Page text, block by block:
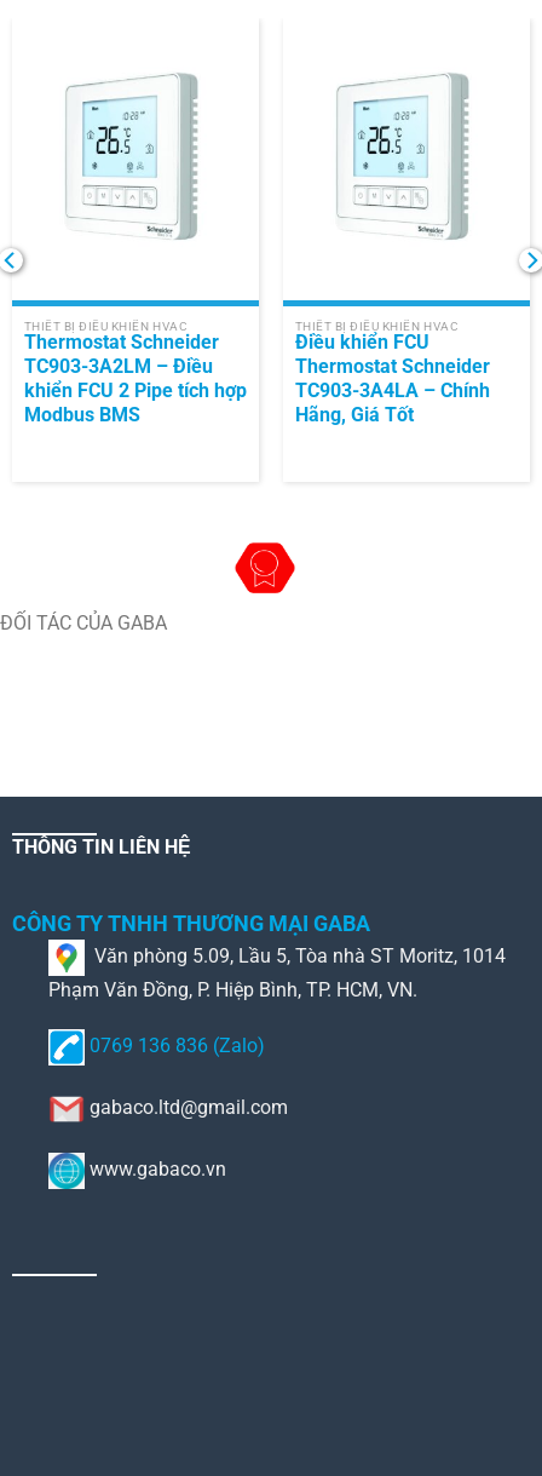
THIẾT BỊ ĐIỀU KHIỂN HVAC
Thermostat Schneider
TC903-3A2LM – Điều
khiển FCU 2 Pipe tích hợp
Modbus BMS
THIẾT BỊ ĐIỀU KHIỂN HVAC
Điều khiển FCU
Thermostat Schneider
TC903-3A4LA – Chính
Hãng, Giá Tốt
ĐỐI TÁC CỦA GABA
THÔNG TIN LIÊN HỆ
CÔNG TY TNHH THƯƠNG MẠI GABA
Văn phòng 5.09, Lầu 5, Tòa nhà ST Moritz, 1014
Phạm Văn Đồng, P. Hiệp Bình, TP. HCM, VN.
0769 136 836 (Zalo)
gabaco.ltd@gmail.com
www.gabaco.vn